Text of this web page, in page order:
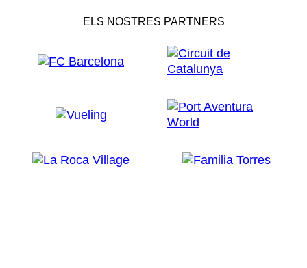
ELS NOSTRES PARTNERS